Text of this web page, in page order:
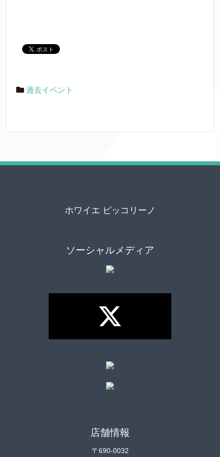
過去イベント
ホワイエ ピッコリーノ
ソーシャルメディア
店舗情報
〒690-0032